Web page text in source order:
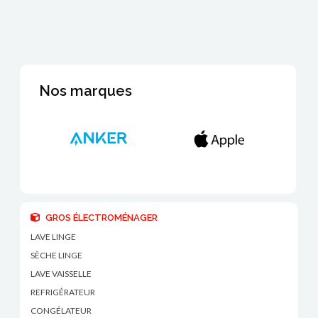
Nos marques
GROS ÉLECTROMÉNAGER
LAVE LINGE
SÈCHE LINGE
LAVE VAISSELLE
REFRIGÉRATEUR
CONGÉLATEUR